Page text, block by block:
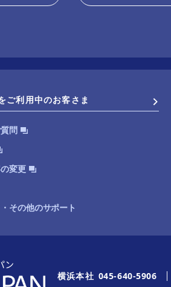
ご利用中のお客さま
問
変更
その他のサポート
横浜本社 045-640-5906